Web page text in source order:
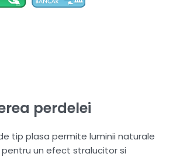
perdelei
tip plasa permite luminii naturale
pentru un efect stralucitor si